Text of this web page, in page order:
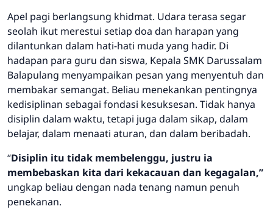
Apel pagi berlangsung khidmat. Udara terasa segar
seolah ikut merestui setiap doa dan harapan yang
dilantunkan dalam hati-hati muda yang hadir. Di
hadapan para guru dan siswa, Kepala SMK Darussalam
Balapulang menyampaikan pesan yang menyentuh dan
membakar semangat. Beliau menekankan pentingnya
kedisiplinan sebagai fondasi kesuksesan. Tidak hanya
disiplin dalam waktu, tetapi juga dalam sikap, dalam
belajar, dalam menaati aturan, dan dalam beribadah.
“Disiplin itu tidak membelenggu, justru ia
membebaskan kita dari kekacauan dan kegagalan,”
ungkap beliau dengan nada tenang namun penuh
penekanan.